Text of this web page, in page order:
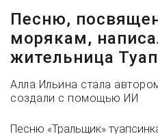
Песню,
морякам,
жительница
Алла Ильина стала
создали с помощью ИИ
Песню «Тральщик»